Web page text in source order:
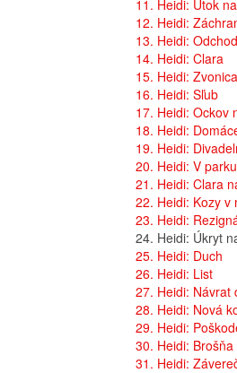
11. Heidi: Útok
12. Heidi:
13. Heidi:
14. Heidi: Clara
15. Heidi: Zvonica
16. Heidi: Sľub
17. Heidi: Ockov
18. Heidi:
19. Heidi:
20. Heidi: V parku
21. Heidi: Clara
22. Heidi: Kozy v
23. Heidi:
24. Heidi: Úkryt
25. Heidi: Duch
26. Heidi: List
27. Heidi: Návrat
28. Heidi: Nová
29. Heidi:
30. Heidi: Brošňa
31. Heidi: